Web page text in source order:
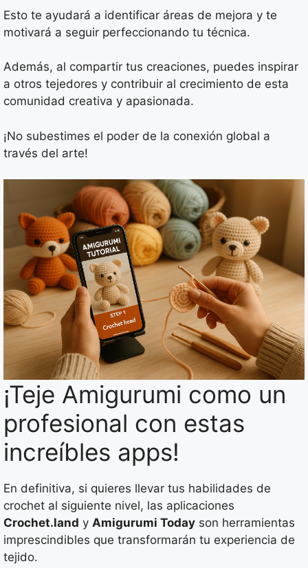
Esto te ayudará a identificar áreas de mejora y te
motivará a seguir perfeccionando tu técnica.
Además, al compartir tus creaciones, puedes inspirar
a otros tejedores y contribuir al crecimiento de esta
comunidad creativa y apasionada.
¡No subestimes el poder de la conexión global a
través del arte!
¡Teje Amigurumi como un
profesional con estas
increíbles apps!
En definitiva, si quieres llevar tus habilidades de
crochet al siguiente nivel, las aplicaciones
Crochet.land y Amigurumi Today son herramientas
imprescindibles que transformarán tu experiencia de
tejido.